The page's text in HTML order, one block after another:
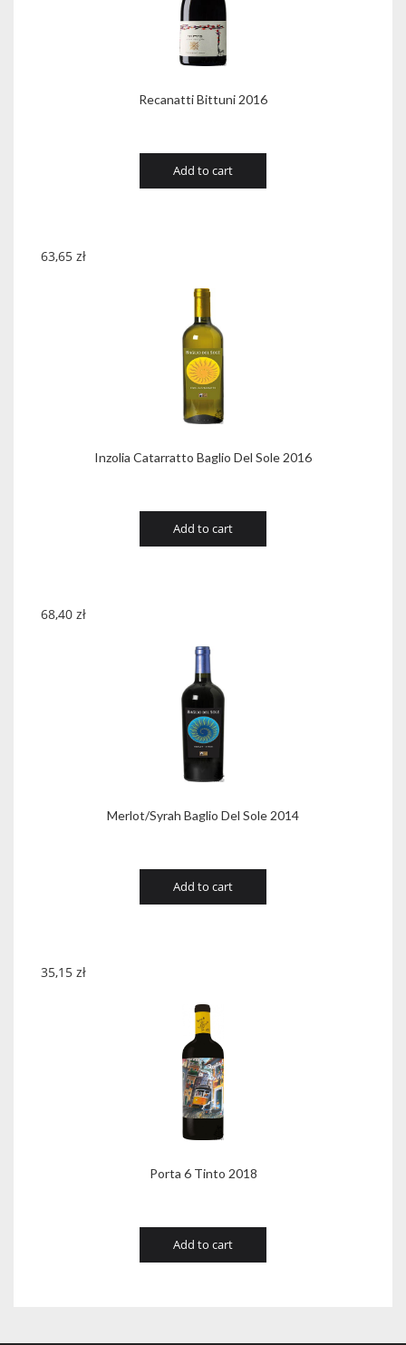
Recanatti Bittuni 2016
Add to cart
Inzolia Catarratto Baglio Del Sole 2016
63,65 zł
Add to cart
Merlot/Syrah Baglio Del Sole 2014
68,40 zł
Add to cart
Porta 6 Tinto 2018
35,15 zł
Add to cart